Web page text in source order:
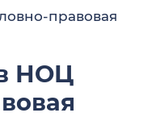
правовая
НОЦ